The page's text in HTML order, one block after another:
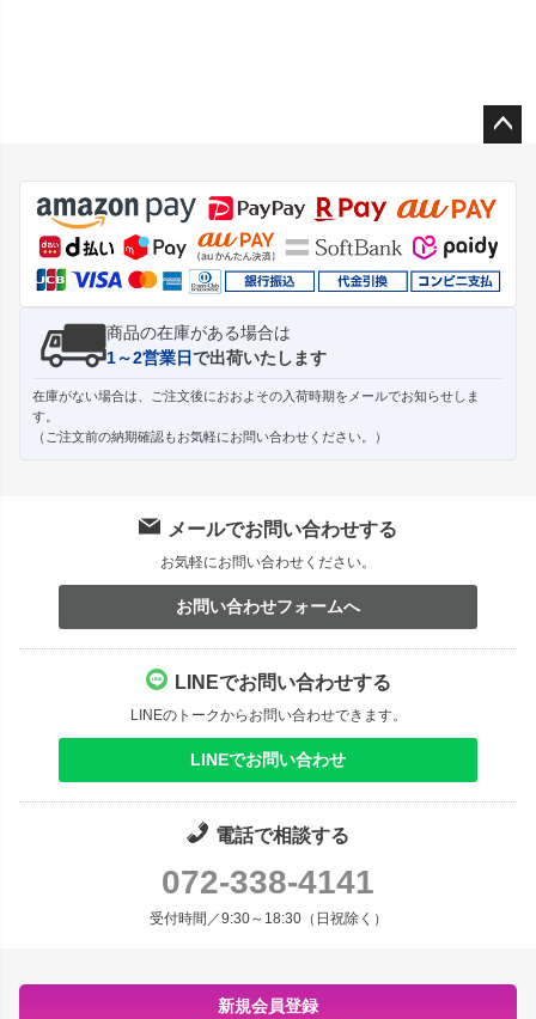
ジト
ップ
へ
商品の在庫がある場合は
1～2営業日で出荷いたします
在庫がない場合は、ご注文後におおよその入荷時期をメールでお知らせしま
す。
（ご注文前の納期確認もお気軽にお問い合わせください。）
メールでお問い合わせする
お気軽にお問い合わせください。
お問い合わせフォームへ
LINEでお問い合わせする
LINEのトークからお問い合わせできます。
LINEでお問い合わせ
電話で相談する
072-338-4141
受付時間／9:30～18:30（日祝除く）
新規会員登録